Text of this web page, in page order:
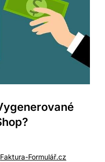
ě
f
o
a
Faktura-Formulář.cz